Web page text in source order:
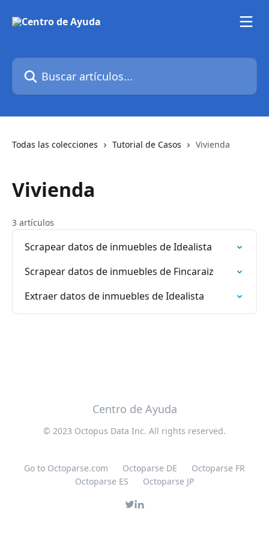
Buscar artículos...
Todas las colecciones Tutorial de Casos Vivienda
Vivienda
3 artículos
Scrapear datos de inmuebles de Idealista
Scrapear datos de inmuebles de Fincaraiz
Extraer datos de inmuebles de Idealista
Centro de Ayuda
© 2023 Octopus Data Inc. All rights reserved.
Go to Octoparse.com Octoparse DE
Octoparse FR
Octoparse ES
Octoparse JP